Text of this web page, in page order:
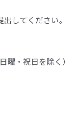
してください。
・祝日を除く）